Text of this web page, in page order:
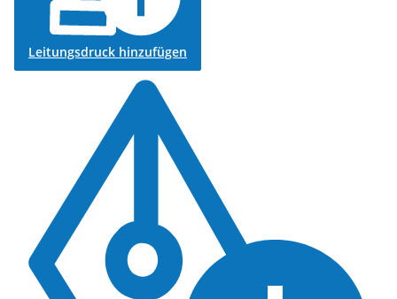
Leitungsdruck hinzufügen